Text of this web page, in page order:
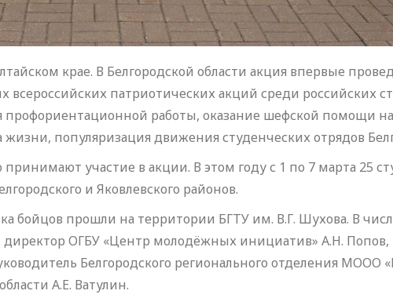
крае. В Белгородской области акция впервые
патриотических акций среди российских
работы, оказание шефской помощи
популяризация движения студенческих отрядов
участие в акции. В этом году с 1 по 7 марта 25
и Яковлевского районов.
бойцов прошли на территории БГТУ им. В.Г. Шухова. В
директор ОГБУ «Центр молодёжных инициатив» А.Н.
Белгородского регионального отделения МООО
А.Е. Ватулин.